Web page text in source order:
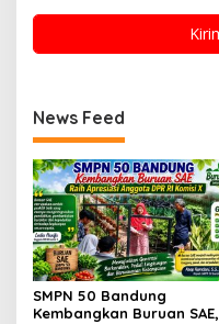
News Feed
SMPN 50 Bandung
Kembangkan Buruan SAE,